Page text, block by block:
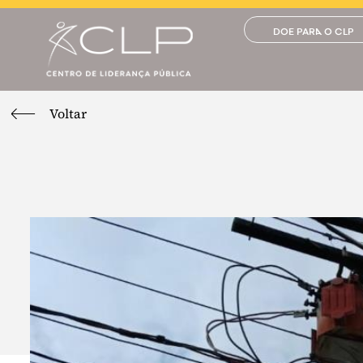
DOE PARA O CLP
Voltar